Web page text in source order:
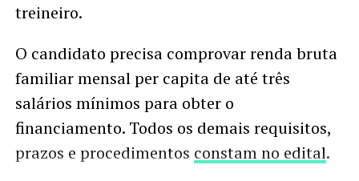
treineiro.
O candidato precisa comprovar renda bruta
familiar mensal per capita de até três
salários mínimos para obter o
financiamento. Todos os demais requisitos,
prazos e procedimentos constam no edital.